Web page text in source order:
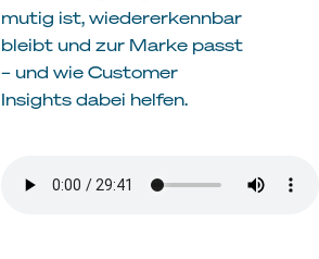
mutig ist, wiedererkennbar
bleibt und zur Marke passt
– und wie Customer
Insights dabei helfen.